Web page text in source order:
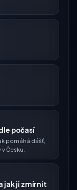
počasí
pomáhá déšť,
Česku.
jak ji zmírnit